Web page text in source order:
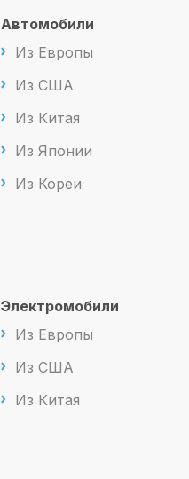
Автомобили
Из Европы
Из США
Из Китая
Из Японии
Из Кореи
Электромобили
Из Европы
Из США
Из Китая